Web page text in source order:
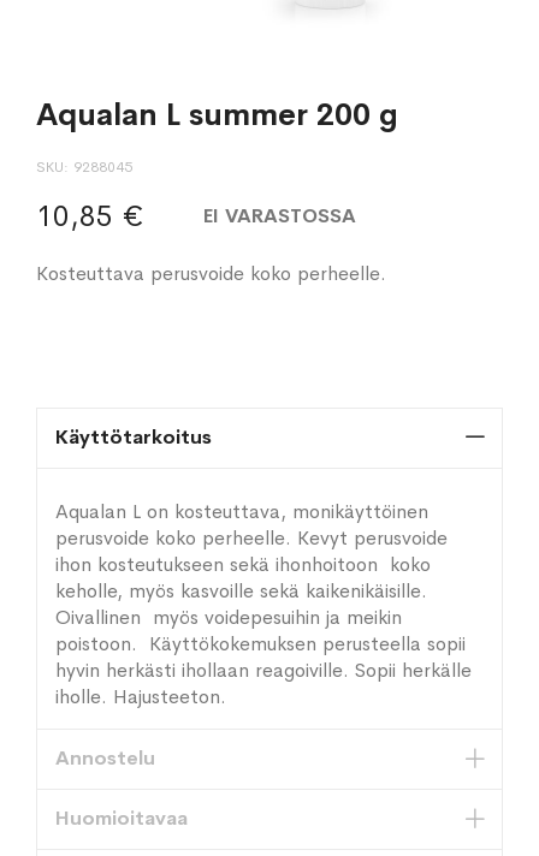
Aqualan L summer 200 g
SKU 9288045
10,85 € EI VARASTOSSA
Kosteuttava perusvoide koko perheelle.
Käyttötarkoitus
Aqualan L on kosteuttava, monikäyttöinen
perusvoide koko perheelle. Kevyt perusvoide
ihon kosteutukseen sekä ihonhoitoon koko
keholle, myös kasvoille sekä kaikenikäisille.
Oivallinen myös voidepesuihin ja meikin
poistoon. Käyttökokemuksen perusteella sopii
hyvin herkästi ihollaan reagoiville. Sopii herkälle
iholle. Hajusteeton.
Annostelu
Huomioitavaa